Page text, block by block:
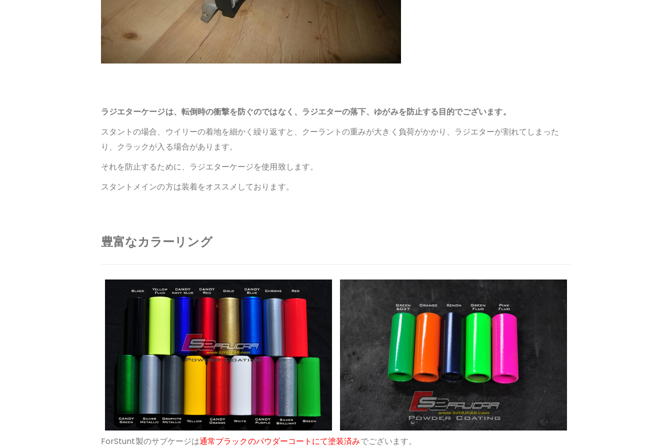
ラジエターケージは、転倒時の衝撃を防ぐのではなく、ラジエターの落下、ゆがみを防止する目的でございます。
スタントの場合、ウイリーの着地を細かく繰り返すと、クーラントの重みが大きく負荷がかかり、ラジエターが割れてしまった
り、クラックが入る場合があります。
それを防止するために、ラジエターケージを使用致します。
スタントメインの方は装着をオススメしております。
豊富なカラーリング
ForStunt製のサブケージは通常ブラックのパウダーコートにて塗装済みでございます。